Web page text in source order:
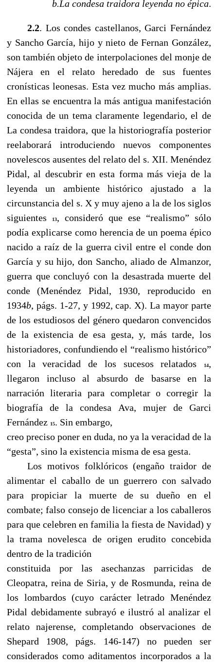
b.La condesa traidora leyenda no épica.
2.2. Los condes castellanos, Garci Fernández
y Sancho García, hijo y nieto de Fernan González,
son también objeto de interpolaciones del monje de
Nájera en el relato heredado de sus fuentes
cronísticas leonesas. Esta vez mucho más amplias.
En ellas se encuentra la más antigua manifestación
conocida de un tema claramente legendario, el de
La condesa traidora, que la historiografía posterior
reelaborará introduciendo nuevos componentes
novelescos ausentes del relato del s. XII. Menéndez
Pidal, al descubrir en esta forma más vieja de la
leyenda un ambiente histórico ajustado a la
circunstancia del s. X y muy ajeno a la de los siglos
siguientes
13, consideró que ese “realismo” sólo
podía explicarse como herencia de un poema épico
nacido a raíz de la guerra civil entre el conde don
García y su hijo, don Sancho, aliado de Almanzor,
guerra que concluyó con la desastrada muerte del
conde (Menéndez Pidal, 1930, reproducido en
1934b, págs. 1-27, y 1992, cap. X). La mayor parte
de los estudiosos del género quedaron convencidos
de la existencia de esa gesta, y, más tarde, los
historiadores, confundiendo el “realismo histórico”
con la veracidad de los sucesos relatados
14,
llegaron incluso al absurdo de basarse en la
narración literaria para completar o corregir la
biografía de la condesa Ava, mujer de Garci
Fernández 15. Sin embargo,
creo preciso poner en duda, no ya la veracidad de la
“gesta”, sino la existencia misma de esa gesta.
Los motivos folklóricos (engaño traidor de
alimentar el caballo de un guerrero con salvado
para propiciar la muerte de su dueño en el
combate; falso consejo de licenciar a los caballeros
para que celebren en familia la fiesta de Navidad) y
la trama novelesca de origen erudito concebida
dentro de la tradición
constituida por las asechanzas parricidas de
Cleopatra, reina de Siria, y de Rosmunda, reina de
los lombardos (cuyo carácter letrado Menéndez
Pidal debidamente subrayó e ilustró al analizar el
relato najerense, completando observaciones de
Shepard 1908, págs. 146-147) no pueden ser
considerados como aditamentos incorporados a la